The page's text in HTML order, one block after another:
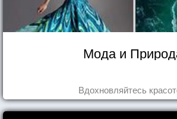
Мода и
Вдохновляйтесь